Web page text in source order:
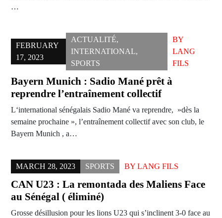
…
FEBRUARY
17, 2023
ACTUALITÉ,
INTERNATIONAL,
SPORTS
BY
LANG
FILS
Bayern Munich : Sadio Mané prêt à
reprendre l’entraînement collectif
L‘international sénégalais Sadio Mané va reprendre, »dès la
semaine prochaine », l’entraînement collectif avec son club, le
Bayern Munich , a…
MARCH 28, 2023 SPORTS BY LANG FILS
CAN U23 : La remontada des Maliens Face
au Sénégal ( éliminé)
Grosse désillusion pour les lions U23 qui s’inclinent 3-0 face au